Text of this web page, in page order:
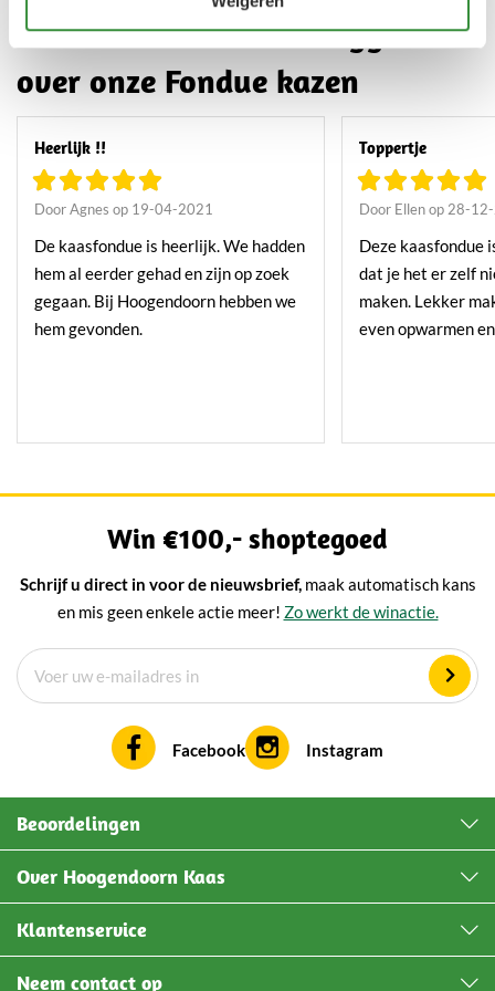
Ontdek wat klanten zeggen
over onze Fondue kazen
Heerlijk !!
Door Agnes op 19-04-2021
De kaasfondue is heerlijk. We hadden
hem al eerder gehad en zijn op zoek
gegaan. Bij Hoogendoorn hebben we
hem gevonden.
Toppertje
Door Ellen op 28-
Deze kaasfondue
dat je het er zelf
maken. Lekker
even opwarmen
Win €100,- shoptegoed
Schrijf u direct in voor de nieuwsbrief, maak automatisch kans
en mis geen enkele actie meer! Zo werkt de winactie.
Facebook Instagram
Beoordelingen
Over Hoogendoorn Kaas
Klantenservice
Neem contact op